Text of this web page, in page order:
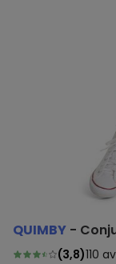
QUIMBY -
(3,8)110